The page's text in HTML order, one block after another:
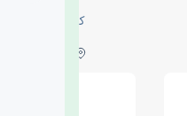
کارشناسی ارشد